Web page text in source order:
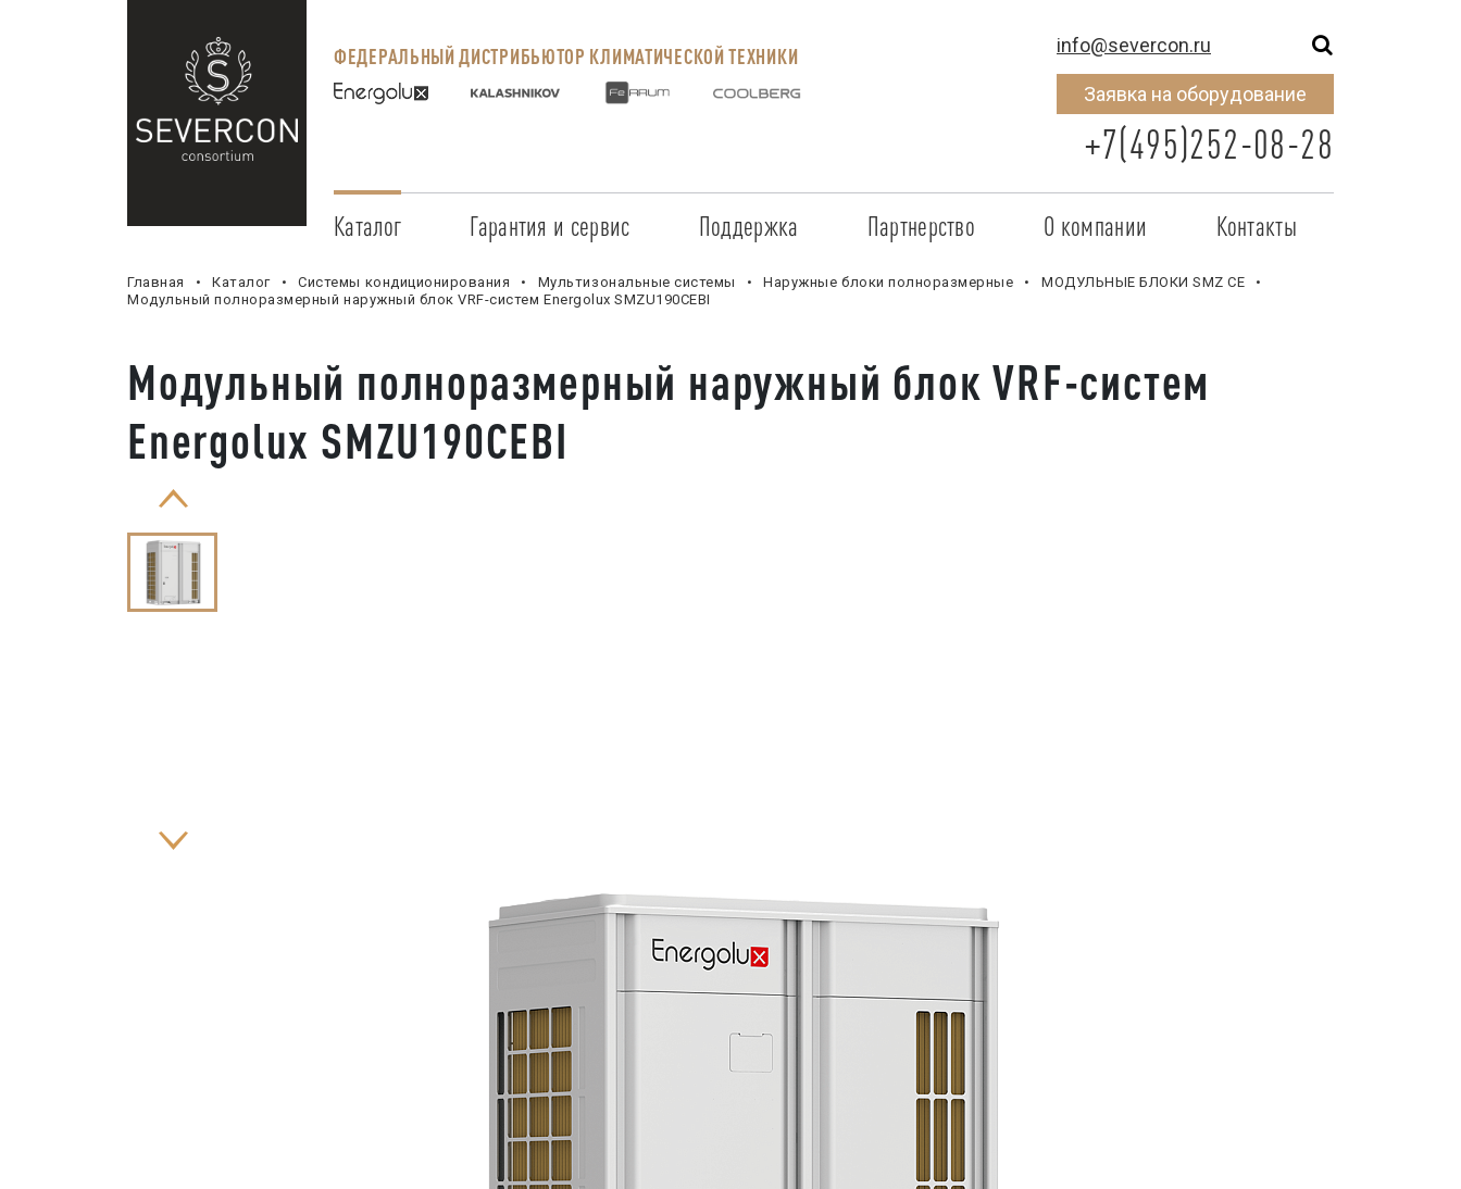
ФЕДЕРАЛЬНЫЙ ДИСТРИБЬЮТОР КЛИМАТИЧЕСКОЙ ТЕХНИКИ info@severcon.ru
Заявка на оборудование
+7(495)252-08-28
Каталог Гарантия и сервис
Сервисные центры
Прайс-лист на услуги
Заказ запчастей
Поддержка
Регистрация объекта
Документация
Партнерство
Стать партнером
Наши партнеры
О компании
SEVERCON
Новости
Контакты
Главная Каталог Системы кондиционирования Мультизональные системы Наружные блоки полноразмерные
МОДУЛЬНЫЕ БЛОКИ SMZ CE
Модульный полноразмерный наружный блок VRF-систем Energolux SMZU190CEBI
Модульный полноразмерный наружный блок VRF-систем
Energolux SMZU190CEBI